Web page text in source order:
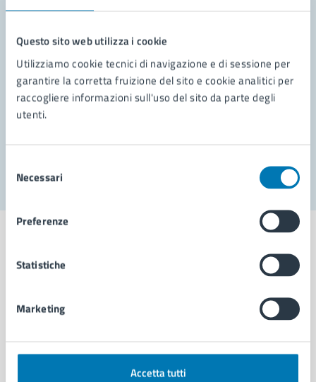
Questo sito web utilizza i cookie
Utilizziamo cookie tecnici di navigazione e di sessione per
garantire la corretta fruizione del sito e cookie analitici per
raccogliere informazioni sull'uso del sito da parte degli
utenti.
delNecessari
Preferenze
Statistiche
Marketing
Accetta tutti
Richiedi assistenza
Prenota appuntamento
Problemi in città
Aree amministrative